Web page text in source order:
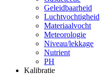
Geleidbaarheid
Luchtvochtigheid
Materiaalvocht
Meteorologie
Niveau/lekkage
Nutrient
PH
Kalibratie